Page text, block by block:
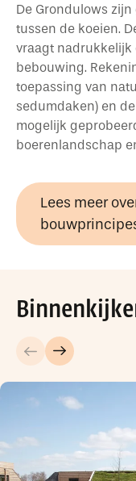
De Grondulows
tussen de koeien.
vraagt
bebouwing.
toepassing van
sedumdaken) en
mogelijk
boerenlandschap
Lees meer